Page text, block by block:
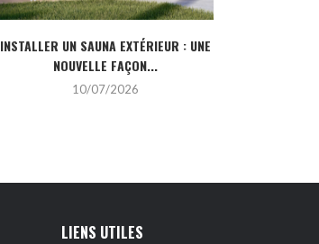
INSTALLER UN SAUNA EXTÉRIEUR : UNE
NOUVELLE FAÇON...
10/07/2026
LIENS UTILES